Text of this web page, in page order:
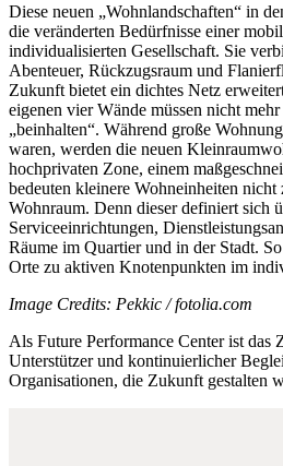
Diese neuen „Wohnlandschaften“ in
die veränderten Bedürfnisse einer
individualisierten Gesellschaft. Sie
Abenteuer, Rückzugsraum und
Zukunft bietet ein dichtes Netz
eigenen vier Wände müssen nicht
„beinhalten“. Während große
waren, werden die neuen
hochprivaten Zone, einem
bedeuten kleinere Wohneinheiten
Wohnraum. Denn dieser definiert sich
Serviceeinrichtungen,
Räume im Quartier und in der Stadt.
Orte zu aktiven Knotenpunkten im
Image Credits: Pekkic / fotolia.com
Als Future Performance Center ist das
Unterstützer und kontinuierlicher
Organisationen, die Zukunft gestalten